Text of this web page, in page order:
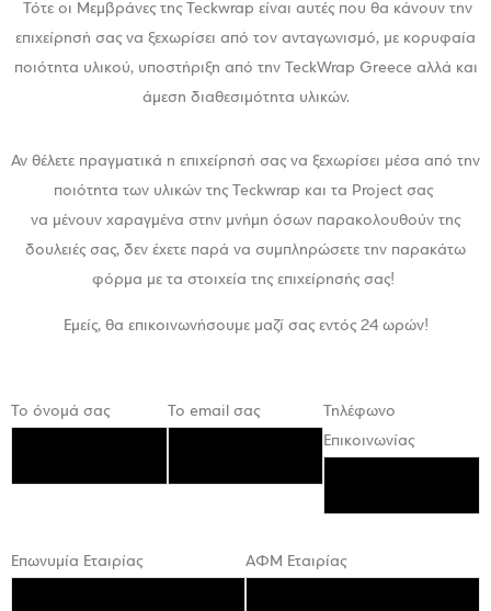
Τότε οι Μεμβράνες της Teckwrap είναι αυτές που θα κάνουν την
επιχείρησή σας να ξεχωρίσει από τον ανταγωνισμό, με κορυφαία
ποιότητα υλικού, υποστήριξη από την TeckWrap Greece αλλά και
άμεση διαθεσιμότητα υλικών.
Αν θέλετε πραγματικά η επιχείρησή σας να ξεχωρίσει μέσα από την
ποιότητα των υλικών της Teckwrap και τα Project σας
να μένουν χαραγμένα στην μνήμη όσων παρακολουθούν της
δουλειές σας, δεν έχετε παρά να συμπληρώσετε την παρακάτω
φόρμα με τα στοιχεία της επιχείρησής σας!
Εμείς, θα επικοινωνήσουμε μαζί σας εντός 24 ωρών!
Το όνομά σας Το email σας
Τηλέφωνο
Επικοινωνίας
Επωνυμία Εταιρίας ΑΦΜ Εταιρίας